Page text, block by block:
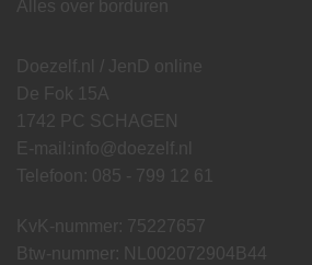
Alles over borduren
Doezelf.nl / JenD online
De Fok 15A
1742 PC SCHAGEN
E-mail: info@doezelf.nl
Telefoon: 085 - 799 12 61
KvK-nummer: 75227657
Btw-nummer: NL002072904B44